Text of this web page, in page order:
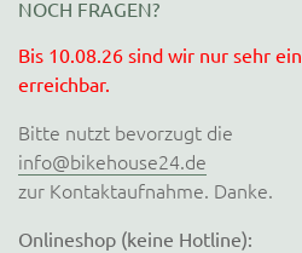
NOCH FRAGEN?
Bis 10.08.26 sind wir nur sehr
erreichbar.
Bitte nutzt bevorzugt die
info@bikehouse24.de
zur Kontaktaufnahme. Danke.
Onlineshop (keine Hotline):